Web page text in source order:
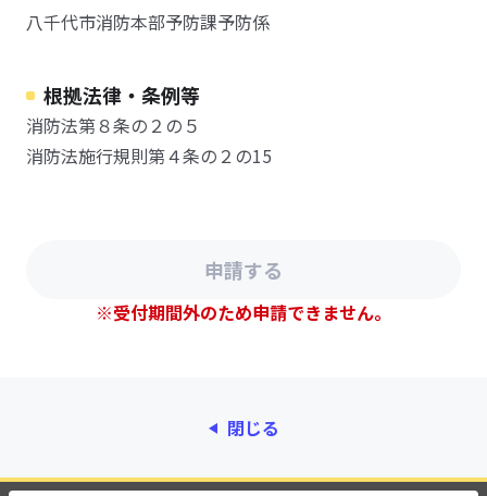
八千代市消防本部予防課予防係
根拠法律・条例等
消防法第８条の２の５
消防法施行規則第４条の２の15
※受付期間外のため申請できません。
閉じる